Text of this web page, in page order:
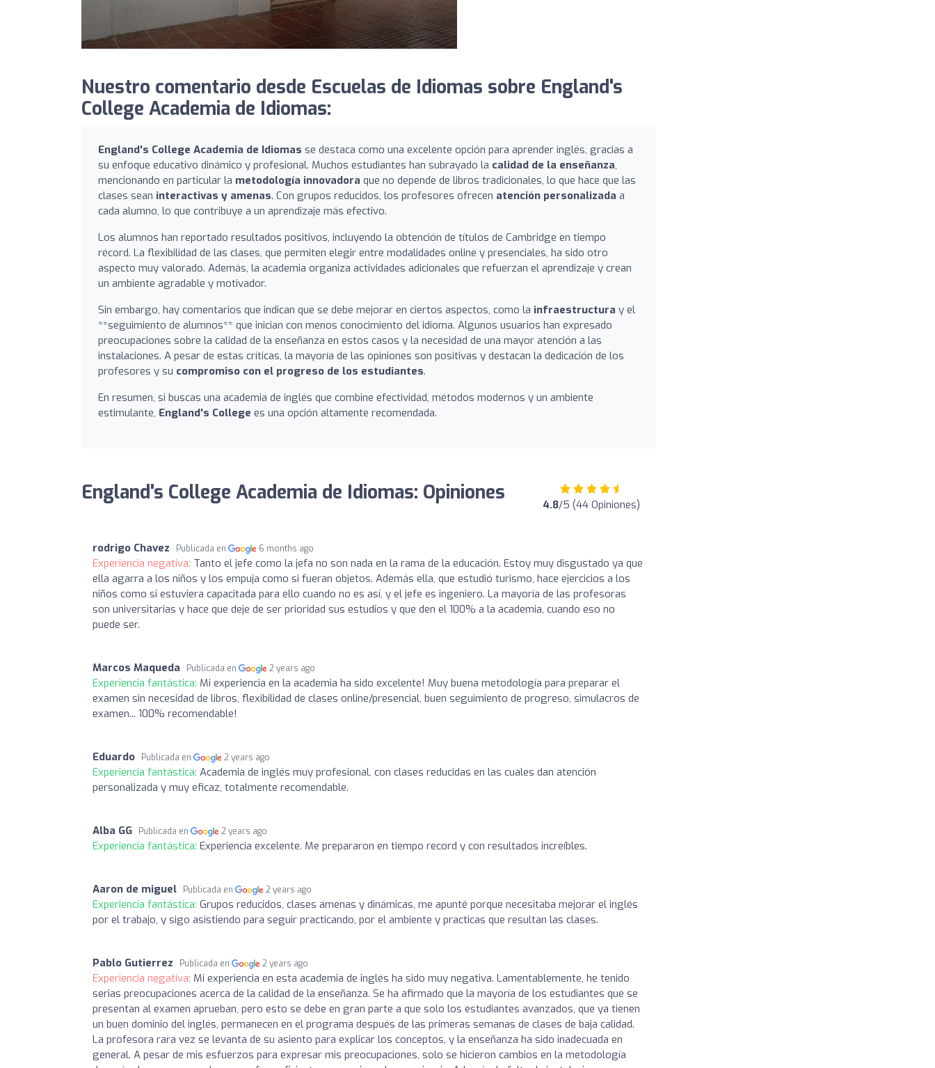
Nuestro comentario desde Escuelas de Idiomas sobre England's
College Academia de Idiomas:
England's College Academia de Idiomas se destaca como una excelente opción para aprender inglés, gracias a
su enfoque educativo dinámico y profesional. Muchos estudiantes han subrayado la calidad de la enseñanza,
mencionando en particular la metodología innovadora que no depende de libros tradicionales, lo que hace que las
clases sean interactivas y amenas. Con grupos reducidos, los profesores ofrecen atención personalizada a
cada alumno, lo que contribuye a un aprendizaje más efectivo.
Los alumnos han reportado resultados positivos, incluyendo la obtención de títulos de Cambridge en tiempo
récord. La flexibilidad de las clases, que permiten elegir entre modalidades online y presenciales, ha sido otro
aspecto muy valorado. Además, la academia organiza actividades adicionales que refuerzan el aprendizaje y crean
un ambiente agradable y motivador.
Sin embargo, hay comentarios que indican que se debe mejorar en ciertos aspectos, como la infraestructura y el
**seguimiento de alumnos** que inician con menos conocimiento del idioma. Algunos usuarios han expresado
preocupaciones sobre la calidad de la enseñanza en estos casos y la necesidad de una mayor atención a las
instalaciones. A pesar de estas críticas, la mayoría de las opiniones son positivas y destacan la dedicación de los
profesores y su compromiso con el progreso de los estudiantes.
En resumen, si buscas una academia de inglés que combine efectividad, métodos modernos y un ambiente
estimulante, England's College es una opción altamente recomendada.
England's College Academia de Idiomas: Opiniones 4.8/5 (44 Opiniones)
rodrigo Chavez Publicada en 6 months ago
Experiencia negativa: Tanto el jefe como la jefa no son nada en la rama de la educación. Estoy muy disgustado ya que
ella agarra a los niños y los empuja como si fueran objetos. Además ella, que estudió turismo, hace ejercicios a los
niños como si estuviera capacitada para ello cuando no es así, y el jefe es ingeniero. La mayoría de las profesoras
son universitarias y hace que deje de ser prioridad sus estudios y que den el 100% a la academia, cuando eso no
puede ser.
Marcos Maqueda Publicada en 2 years ago
Experiencia fantástica: Mi experiencia en la academia ha sido excelente! Muy buena metodología para preparar el
examen sin necesidad de libros, flexibilidad de clases online/presencial, buen seguimiento de progreso, simulacros de
examen... 100% recomendable!
Eduardo Publicada en 2 years ago
Experiencia fantástica: Academia de inglés muy profesional, con clases reducidas en las cuales dan atención
personalizada y muy eficaz, totalmente recomendable.
Alba GG Publicada en 2 years ago
Experiencia fantástica: Experiencia excelente. Me prepararon en tiempo record y con resultados increíbles.
Aaron de miguel Publicada en 2 years ago
Experiencia fantástica: Grupos reducidos, clases amenas y dinámicas, me apunté porque necesitaba mejorar el inglés
por el trabajo, y sigo asistiendo para seguir practicando, por el ambiente y practicas que resultan las clases.
Pablo Gutierrez Publicada en 2 years ago
Experiencia negativa: Mi experiencia en esta academia de inglés ha sido muy negativa. Lamentablemente, he tenido
serias preocupaciones acerca de la calidad de la enseñanza. Se ha afirmado que la mayoría de los estudiantes que se
presentan al examen aprueban, pero esto se debe en gran parte a que solo los estudiantes avanzados, que ya tienen
un buen dominio del inglés, permanecen en el programa después de las primeras semanas de clases de baja calidad.
La profesora rara vez se levanta de su asiento para explicar los conceptos, y la enseñanza ha sido inadecuada en
general. A pesar de mis esfuerzos para expresar mis preocupaciones, solo se hicieron cambios en la metodología